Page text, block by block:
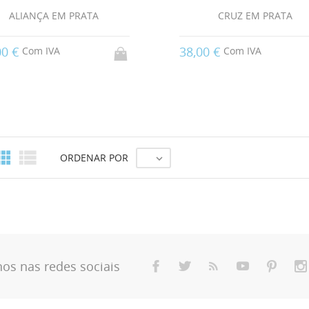
ALIANÇA EM PRATA
€ Com IVA
CRUZ EM PRATA
38,00 € Com IVA
 ORDENAR POR 
nas redes sociais